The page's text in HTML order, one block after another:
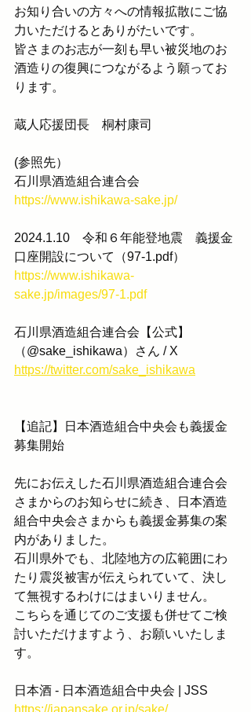
お知り合いの方々への情報拡散にご協
力いただけるとありがたいです。
皆さまのお志が一刻も早い被災地のお
酒造りの復興につながるよう願ってお
ります。
蔵人応援団長　桐村康司
(参照先）
石川県酒造組合連合会
https://www.ishikawa-sake.jp/
2024.1.10　令和６年能登地震　義援金
口座開設について（97-1.pdf）
https://www.ishikawa-
sake.jp/images/97-1.pdf
石川県酒造組合連合会【公式】
（@sake_ishikawa）さん / X
https://twitter.com/sake_ishikawa
【追記】日本酒造組合中央会も義援金
募集開始
先にお伝えした石川県酒造組合連合会
さまからのお知らせに続き、日本酒造
組合中央会さまからも義援金募集の案
内がありました。
石川県外でも、北陸地方の広範囲にわ
たり震災被害が伝えられていて、決し
て無視するわけにはまいりません。
こちらを通じてのご支援も併せてご検
討いただけますよう、お願いいたしま
す。
日本酒 - 日本酒造組合中央会 | JSS
https://japansake.or.jp/sake/